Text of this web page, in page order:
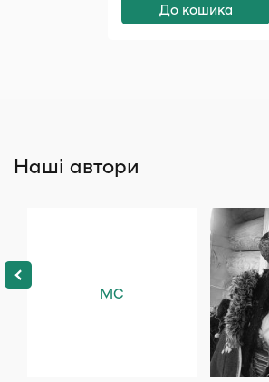
До кошика
Наші автори
МС